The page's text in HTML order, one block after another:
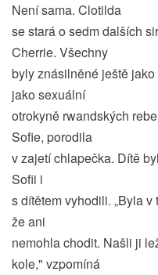
Není sama. Clotilda
se stará o sedm dalších
Cherrie. Všechny
byly znásilněné ještě
jako sexuální
otrokyně rwandských
Sofie, porodila
v zajetí chlapečka. Dítě
Sofii i
s dítětem vyhodili. „Byla
že ani
nemohla chodit. Našli ji
kole," vzpomíná